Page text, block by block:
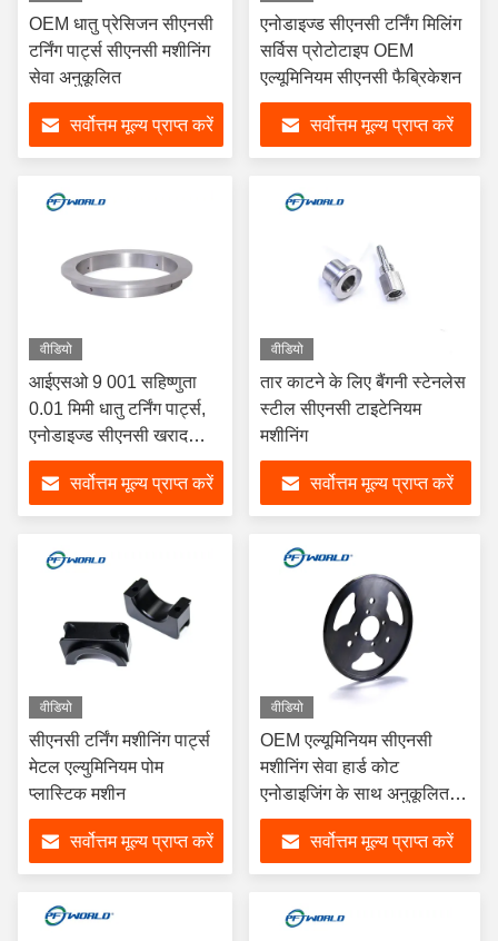
OEM धातु प्रेसिजन सीएनसी
टर्निंग पार्ट्स सीएनसी मशीनिंग
सेवा अनुकूलित
सर्वोत्तम मूल्य प्राप्त करें
एनोडाइज्ड सीएनसी टर्निंग मिलिंग
सर्विस प्रोटोटाइप OEM
एल्यूमिनियम सीएनसी फैब्रिकेशन
सर्वोत्तम मूल्य प्राप्त करें
वीडियो
आईएसओ 9 001 सहिष्णुता
0.01 मिमी धातु टर्निंग पार्ट्स,
एनोडाइज्ड सीएनसी खराद
मशीनिंग पार्ट्स:
सर्वोत्तम मूल्य प्राप्त करें
वीडियो
तार काटने के लिए बैंगनी स्टेनलेस
स्टील सीएनसी टाइटेनियम
मशीनिंग
सर्वोत्तम मूल्य प्राप्त करें
वीडियो
सीएनसी टर्निंग मशीनिंग पार्ट्स
मेटल एल्युमिनियम पोम
प्लास्टिक मशीन
सर्वोत्तम मूल्य प्राप्त करें
वीडियो
OEM एल्यूमिनियम सीएनसी
मशीनिंग सेवा हार्ड कोट
एनोडाइजिंग के साथ अनुकूलित
सीएनसी ऑटो पार्ट्स
सर्वोत्तम मूल्य प्राप्त करें